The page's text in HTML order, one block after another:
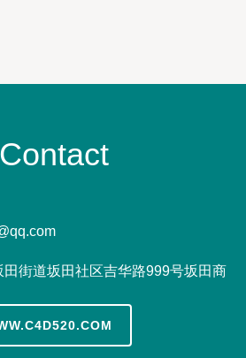
街道坂田社区吉华路999号坂田商